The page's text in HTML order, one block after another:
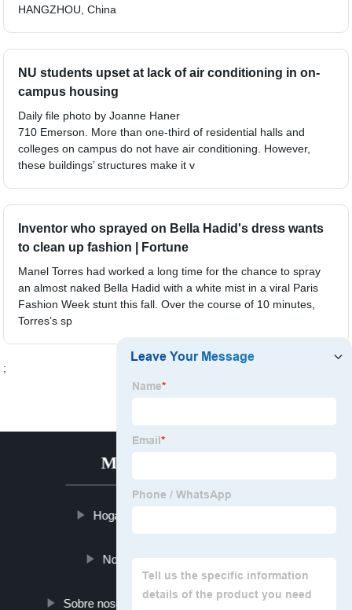
HANGZHOU, China
NU students upset at lack of air conditioning in on-
campus housing
Daily file photo by Joanne Haner
710 Emerson. More than one-third of residential halls and
colleges on campus do not have air conditioning. However,
these buildings’ structures make it v
Inventor who sprayed on Bella Hadid's dress wants
to clean up fashion | Fortune
Manel Torres had worked a long time for the chance to spray
an almost naked Bella Hadid with a white mist in a viral Paris
Fashion Week stunt this fall. Over the course of 10 minutes,
Torres’s sp
;
MENÚ CALIENTE
Hogar
Noticias
Sobre nosotros Contáctenos